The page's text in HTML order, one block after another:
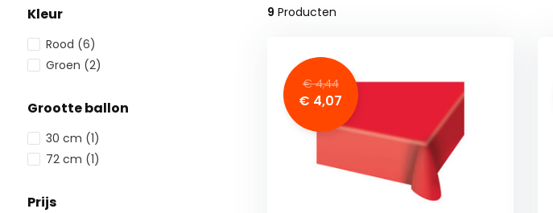
Kleur
Rood (6)
Groen (2)
Grootte ballon
30 cm (1)
72 cm (1)
Prijs
9 Producten
€ 4,44
€ 4,07